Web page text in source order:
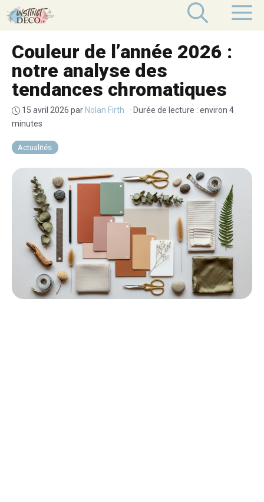
Aller
au
Actualités
Couleur de l’année 2026 :
notre analyse des
tendances chromatiques
15 avril 2026 par Nolan Firth · Durée de lecture : environ 4
minutes